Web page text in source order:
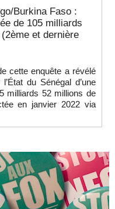
Burkina Faso :
de 105 milliards
et dernière
cette enquête a révélé
du Sénégal d’une
milliards 52 millions de
en janvier 2022 via